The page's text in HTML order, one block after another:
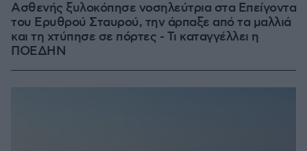
Ασθενής ξυλοκόπησε νοσηλεύτρια στα Επείγοντα
του Ερυθρού Σταυρού, την άρπαξε από τα μαλλιά
και τη χτύπησε σε πόρτες - Τι καταγγέλλει η
ΠΟΕΔΗΝ